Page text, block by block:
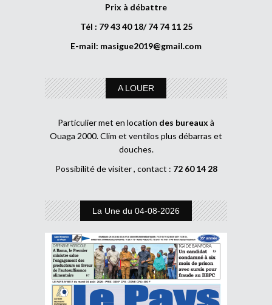
Prix à débattre
Tél : 79 43 40 18/ 74 74 11 25
E-mail: masigue2019@gmail.com
A LOUER
Particulier met en location des bureaux à
Ouaga 2000. Clim et ventilos plus débarras et
douches.
Possibilité de visiter , contact : 72 60 14 28
La Une du 04-08-2026